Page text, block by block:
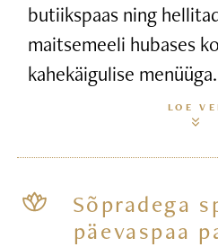
butiikspaas ning
maitsemeeli hubases
kahekäigulise menüüga.
LOE
Sõpradega
päevaspaa